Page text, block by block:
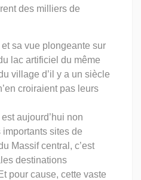
des milliers de
sa vue plongeante sur
lac artificiel du même
village d’il y a un siècle
croiraient pas leurs
aujourd’hui non
importants sites de
Massif central, c’est
destinations
pour cause, cette vaste